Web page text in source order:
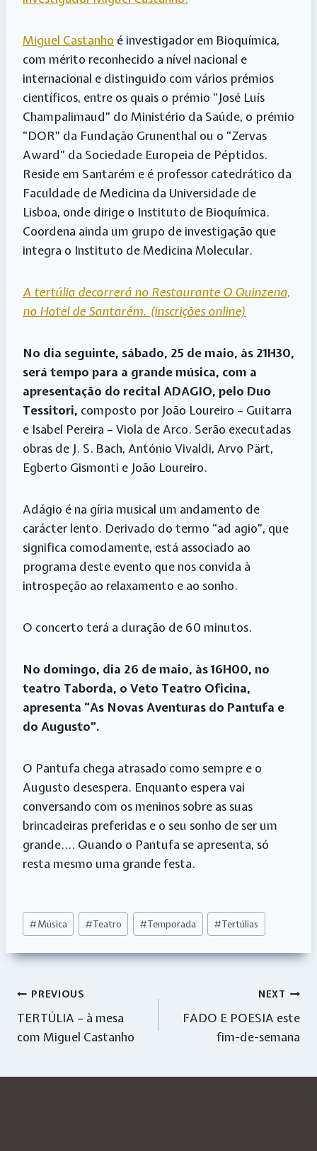
Miguel Castanho é investigador em Bioquímica,
com mérito reconhecido a nível nacional e
internacional e distinguido com vários prémios
científicos, entre os quais o prémio “José Luís
Champalimaud” do Ministério da Saúde, o prémio
“DOR” da Fundação Grunenthal ou o “Zervas
Award” da Sociedade Europeia de Péptidos.
Reside em Santarém e é professor catedrático da
Faculdade de Medicina da Universidade de
Lisboa, onde dirige o Instituto de Bioquímica.
Coordena ainda um grupo de investigação que
integra o Instituto de Medicina Molecular.
A tertúlia decorrerá no Restaurante O Quinzena,
no Hotel de Santarém. (inscrições online)
No dia seguinte, sábado, 25 de maio, às 21H30,
será tempo para a grande música, com a
apresentação do recital ADAGIO, pelo Duo
Tessitori, composto por João Loureiro – Guitarra
e Isabel Pereira – Viola de Arco. Serão executadas
obras de J. S. Bach, António Vivaldi, Arvo Pärt,
Egberto Gismonti e João Loureiro.
Adágio é na gíria musical um andamento de
carácter lento. Derivado do termo “ad agio”, que
significa comodamente, está associado ao
programa deste evento que nos convida à
introspeção ao relaxamento e ao sonho.
O concerto terá a duração de 60 minutos.
No domingo, dia 26 de maio, às 16H00, no
teatro Taborda, o Veto Teatro Oficina,
apresenta “As Novas Aventuras do Pantufa e
do Augusto”.
O Pantufa chega atrasado como sempre e o
Augusto desespera. Enquanto espera vai
conversando com os meninos sobre as suas
brincadeiras preferidas e o seu sonho de ser um
grande…. Quando o Pantufa se apresenta, só
resta mesmo uma grande festa.
Post
Tags:
#Música #Teatro #Temporada #Tertúlias
Navegação
de
artigos
PREVIOUS
TERTÚLIA – à mesa
com Miguel Castanho
NEXT
FADO E POESIA este
fim-de-semana